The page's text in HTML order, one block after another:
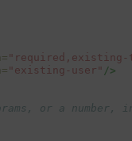
"existing-user" />
or a number,